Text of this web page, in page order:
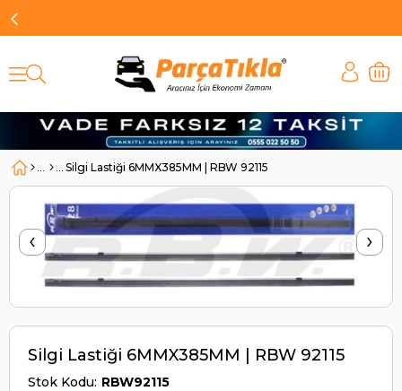
Silgi Lastiği 6MMX385MM | RBW 92115
‹ ›
Silgi Lastiği 6MMX385MM | RBW 92115
Stok Kodu RBW92115